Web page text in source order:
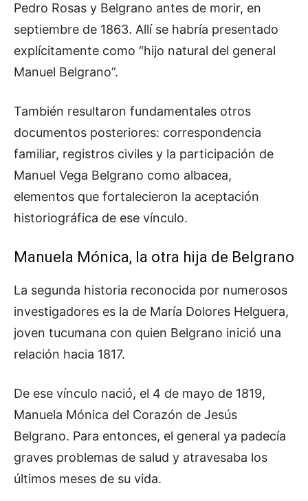
Pedro Rosas y Belgrano antes de morir, en
septiembre de 1863. Allí se habría presentado
explícitamente como “hijo natural del general
Manuel Belgrano”.
También resultaron fundamentales otros
documentos posteriores: correspondencia
familiar, registros civiles y la participación de
Manuel Vega Belgrano como albacea,
elementos que fortalecieron la aceptación
historiográfica de ese vínculo.
Manuela Mónica, la otra hija de Belgrano
La segunda historia reconocida por numerosos
investigadores es la de María Dolores Helguera,
joven tucumana con quien Belgrano inició una
relación hacia 1817.
De ese vínculo nació, el 4 de mayo de 1819,
Manuela Mónica del Corazón de Jesús
Belgrano. Para entonces, el general ya padecía
graves problemas de salud y atravesaba los
últimos meses de su vida.